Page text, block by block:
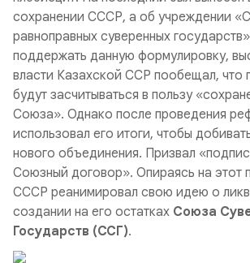
сохранении СССР, а об учреждении
равноправных суверенных
поддержать данную формулировку,
власти Казахской ССР пообещал, что
будут засчитываться в пользу
Союза». Однако после проведения
использовал его итоги, чтобы
нового объединения. Призвал
Союзный договор». Опираясь на этот
СССР реанимировал свою идею о
создании на его остатках Союза
Государств (ССГ).